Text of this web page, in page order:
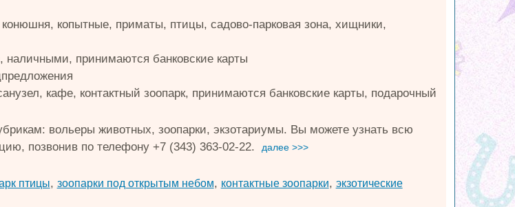
копытные, приматы, птицы, садово-парковая зона, хищники,
наличными, принимаются банковские карты
кафе, контактный зоопарк, принимаются банковские карты, подарочный
вольеры животных, зоопарки, экзотариумы. Вы можете узнать всю
позвонив по телефону +7 (343) 363-02-22.
далее >>>
птицы, зоопарки под открытым небом, контактные зоопарки, экзотические